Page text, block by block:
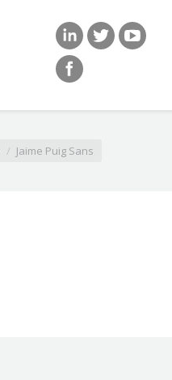
Jaime Puig Sans